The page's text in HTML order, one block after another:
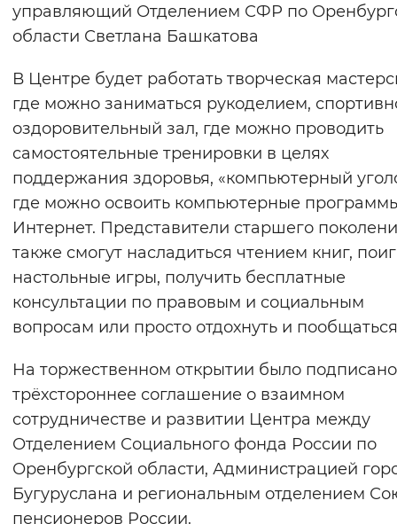
управляющий Отделением СФР по
области Светлана Башкатова
В Центре будет работать творческая
где можно заниматься рукоделием,
оздоровительный зал, где можно проводить
самостоятельные тренировки в целях
поддержания здоровья, «компьютерный
где можно освоить компьютерные
Интернет. Представители старшего
также смогут насладиться чтением книг,
настольные игры, получить бесплатные
консультации по правовым и социальным
вопросам или просто отдохнуть и
На торжественном открытии было подписано
трёхстороннее соглашение о взаимном
сотрудничестве и развитии Центра между
Отделением Социального фонда России по
Оренбургской области, Администрацией
Бугуруслана и региональным отделением
пенсионеров России.